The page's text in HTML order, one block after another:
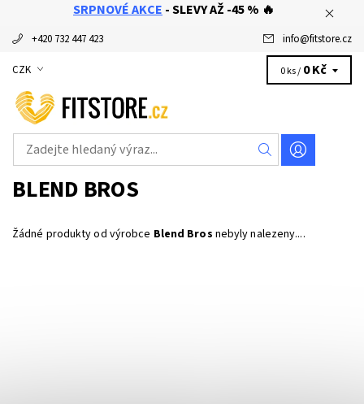
SRPNOVÉ AKCE - SLEVY AŽ -45 % 🔥
+420 732 447 423 info@fitstore.cz
CZK 0 ks / 0 Kč
BLEND BROS
Žádné produkty od výrobce Blend Bros nebyly nalezeny....